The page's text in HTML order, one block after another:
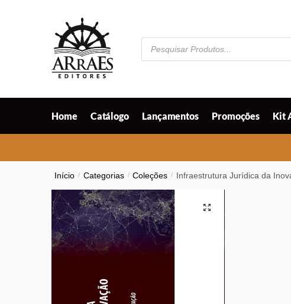
Pesquisar
produtos
Home Catálogo Lançamentos Promoções Kit
Início / Categorias / Coleções / Infraestrutura Jurídica da
🔍